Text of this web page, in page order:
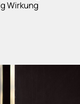
Wirkung